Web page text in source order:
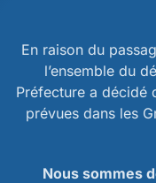
En raison du
l’ensemble du
Préfecture a décidé
prévues dans les
Nous sommes